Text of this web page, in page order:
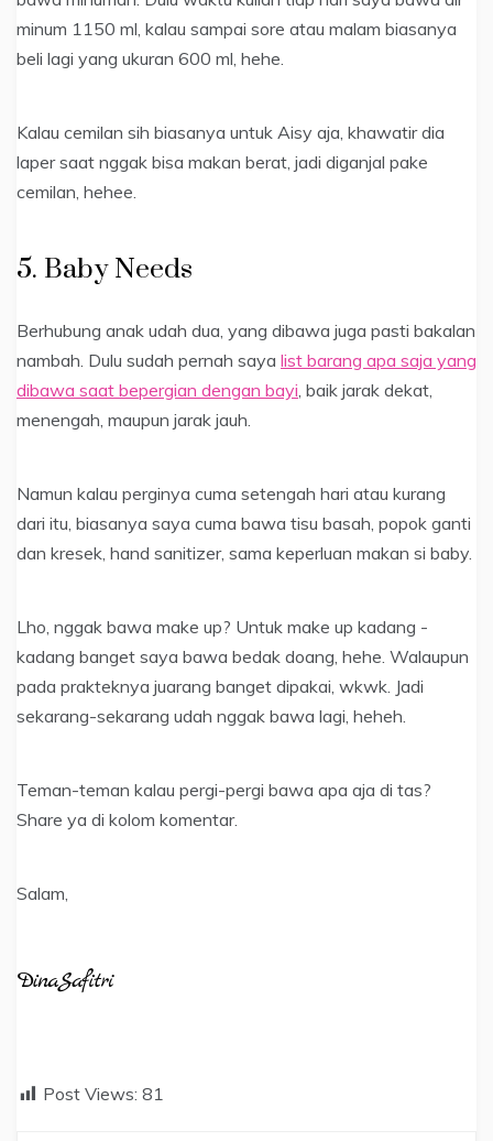
minum 1150 ml, kalau sampai sore atau malam biasanya
beli lagi yang ukuran 600 ml, hehe.
Kalau cemilan sih biasanya untuk Aisy aja, khawatir dia
laper saat nggak bisa makan berat, jadi diganjal pake
cemilan, hehee.
5. Baby Needs
Berhubung anak udah dua, yang dibawa juga pasti bakalan
nambah. Dulu sudah pernah saya list barang apa saja yang
dibawa saat bepergian dengan bayi, baik jarak dekat,
menengah, maupun jarak jauh.
Namun kalau perginya cuma setengah hari atau kurang
dari itu, biasanya saya cuma bawa tisu basah, popok ganti
dan kresek, hand sanitizer, sama keperluan makan si baby.
Lho, nggak bawa make up? Untuk make up kadang -
kadang banget saya bawa bedak doang, hehe. Walaupun
pada prakteknya juarang banget dipakai, wkwk. Jadi
sekarang-sekarang udah nggak bawa lagi, heheh.
Teman-teman kalau pergi-pergi bawa apa aja di tas?
Share ya di kolom komentar.
Salam,
Post Views: 81